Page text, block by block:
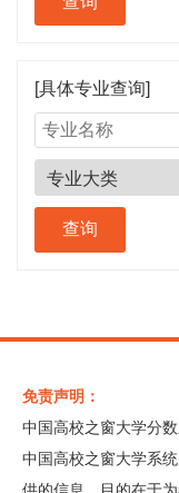
[具体专业查询]
免责声明：
中国高校之窗大学分
中国高校之窗大学系